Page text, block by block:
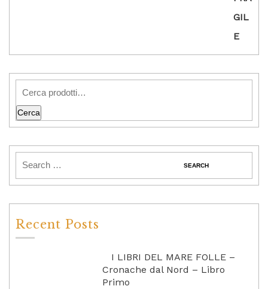
Cerca
Recent Posts
I LIBRI DEL MARE FOLLE –
Cronache dal Nord – Libro
Primo